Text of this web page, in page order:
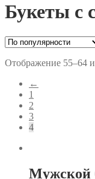
Букеты с
Отображение 55–64
←
1
2
3
4
Мужской